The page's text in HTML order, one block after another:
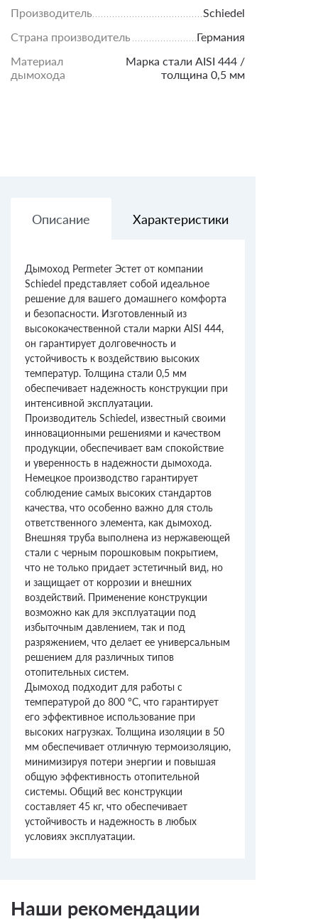
Производитель
Schiedel
Страна производитель
Германия
Материал
дымохода
Марка стали AISI 444 /
толщина 0,5 мм
Описание Характеристики
Дымоход Permeter Эстет от компании
Schiedel представляет собой идеальное
решение для вашего домашнего комфорта
и безопасности. Изготовленный из
высококачественной стали марки AISI 444,
он гарантирует долговечность и
устойчивость к воздействию высоких
температур. Толщина стали 0,5 мм
обеспечивает надежность конструкции при
интенсивной эксплуатации.
Производитель Schiedel, известный своими
инновационными решениями и качеством
продукции, обеспечивает вам спокойствие
и уверенность в надежности дымохода.
Немецкое производство гарантирует
соблюдение самых высоких стандартов
качества, что особенно важно для столь
ответственного элемента, как дымоход.
Внешняя труба выполнена из нержавеющей
стали с черным порошковым покрытием,
что не только придает эстетичный вид, но
и защищает от коррозии и внешних
воздействий. Применение конструкции
возможно как для эксплуатации под
избыточным давлением, так и под
разряжением, что делает ее универсальным
решением для различных типов
отопительных систем.
Дымоход подходит для работы с
температурой до 800 °С, что гарантирует
его эффективное использование при
высоких нагрузках. Толщина изоляции в 50
мм обеспечивает отличную термоизоляцию,
минимизируя потери энергии и повышая
общую эффективность отопительной
системы. Общий вес конструкции
составляет 45 кг, что обеспечивает
устойчивость и надежность в любых
условиях эксплуатации.
Наши рекомендации